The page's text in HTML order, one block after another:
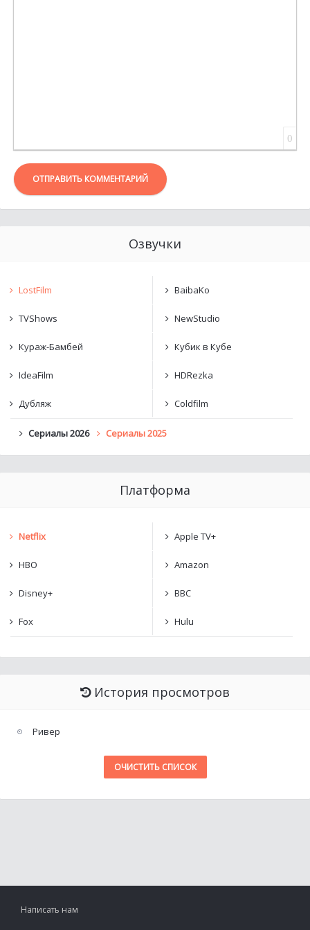
0
ОТПРАВИТЬ КОММЕНТАРИЙ
Озвучки
LostFilm BaibaKo
TVShows NewStudio
Кураж-Бамбей Кубик в Кубе
IdeaFilm HDRezka
Дубляж Coldfilm
Сериалы 2026 Сериалы 2025
Платформа
Netflix Apple TV+
HBO Amazon
Disney+ BBC
Fox Hulu
История просмотров
Ривер
ОЧИСТИТЬ СПИСОК
Написать нам